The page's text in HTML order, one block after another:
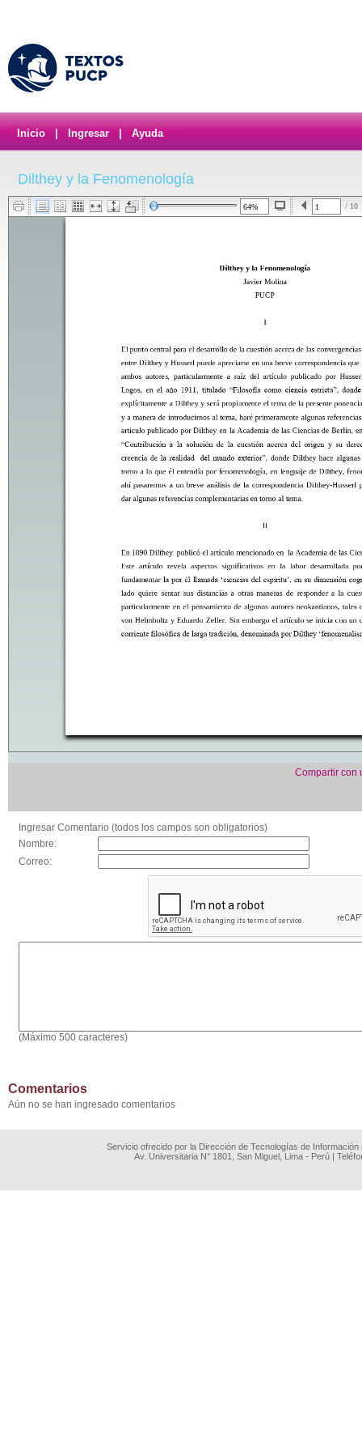
Inicio Ingresar Ayuda
Dilthey y la Fenomenología
/ 10
Compartir con
Ingresar Comentario (todos los campos son obligatorios)
Nombre:
Correo:
(Máximo 500 caracteres)
Comentarios
Aún no se han ingresado comentarios
Servicio ofrecido por la Dirección de Tecnologías de
Av. Universitaria N° 1801, San Miguel, Lima - Perú |